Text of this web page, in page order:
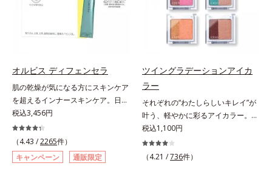
としてお使いいただく場合や、お肌
の状態に合わせて毎日お使いいただ
いても問題ありません。【ご使用方
法】①適量(さくらんぼ 1粒程度)を
を描くように、よくなじませます。
②指先の感触が軽くなったら、水ま
たはぬるま湯でよく洗い流します。
※W洗顔は不要です。
るべく、独自技術によるオルビスの
リポソームビタミンCは高吸収率。
カラダと同じ成分でできたリポソー
ム（カプセル）にビタミンCを閉じ
従来のビタミンCに比べて吸収率が
差で届けるタイムデリバー設計をプ
ラスすることで体内に長く留め、最
大限アプローチしていきます。甘酸
っぱいパイン風味が口の中に爽やか
に広がる顆粒タイプ。水なしでもサ
ッと摂れます。
けのケアなので、夏対策にありがち
な不快感やストレスは無し！ 時短
ケアにもなるため、忙しい方にもお
に早速、毎日2粒（目安）の新習慣
を始めましょう。* 紫外線などによ
り失われるビタミンCを中心とした
栄養成分の補給
オルビス ディフェンセラ
肌の乾燥が気になる方にスキンケア
を超えるインナースキンケア。日本
初(*1)“肌にもトクホ(*2)”！肌の乾燥
が気になる方に。高純度に精製した
米胚芽由来のグルコシルセラミドを
配合。「肌の水分を逃しにくくする
ため、肌の乾燥が気になる方に適し
税込3,456円
（4.43 /2265件）
キャンペーン
通販限定
ツイングラデーションアイカ
ラー
それぞれの“わたしらしいキレイ”が
叶う、軽やかに彩るアイカラー。そ
れぞれの“わたしに似合う！”を叶え
る、絶妙な2色セットのデイリーア
イカラーです。自由に使い回せる濃
税込1,100円
（4.21 /736件）